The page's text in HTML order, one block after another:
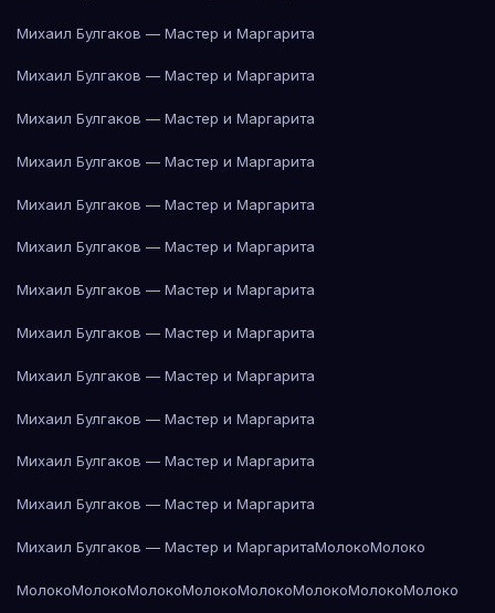
Михаил Булгаков — Мастер и Маргарита
Михаил Булгаков — Мастер и Маргарита
Михаил Булгаков — Мастер и Маргарита
Михаил Булгаков — Мастер и Маргарита
Михаил Булгаков — Мастер и Маргарита
Михаил Булгаков — Мастер и Маргарита
Михаил Булгаков — Мастер и Маргарита
Михаил Булгаков — Мастер и Маргарита
Михаил Булгаков — Мастер и Маргарита
Михаил Булгаков — Мастер и Маргарита
Михаил Булгаков — Мастер и Маргарита
Михаил Булгаков — Мастер и Маргарита
Михаил Булгаков — Мастер и МаргаритаМолокоМолоко
МолокоМолокоМолокоМолокоМолокоМолокоМолокоМолоко